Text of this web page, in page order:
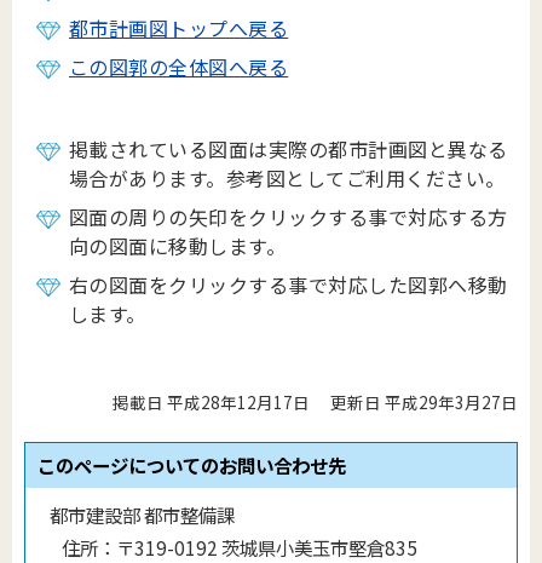
都市計画図トップへ戻る
この図郭の全体図へ戻る
掲載されている図面は実際の都市計画図と異なる
場合があります。参考図としてご利用ください。
図面の周りの矢印をクリックする事で対応する方
向の図面に移動します。
右の図面をクリックする事で対応した図郭へ移動
します。
掲載日 平成28年12月17日 更新日 平成29年3月27日
このページについてのお問い合わせ先
都市建設部 都市整備課
住所： 〒319-0192 茨城県小美玉市堅倉835